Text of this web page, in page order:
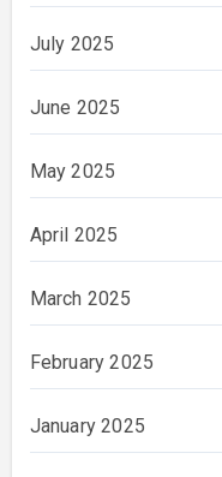
July 2025
June 2025
May 2025
April 2025
March 2025
February 2025
January 2025